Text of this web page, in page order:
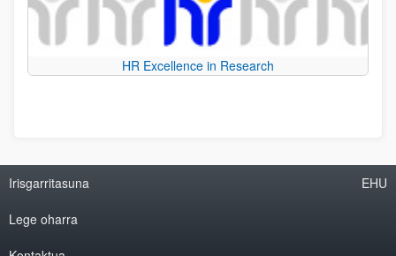
HR Excellence in Research
Irisgarritasuna
Lege oharra
EHU